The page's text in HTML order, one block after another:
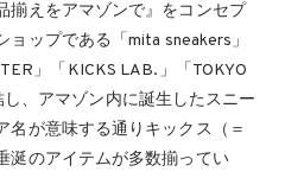
揃えをアマゾンで』をコンセプ
ョップである「mita sneakers」
」「KICKS LAB.」「TOKYO
、アマゾン内に誕生したスニー
名が意味する通りキックス（＝
涎のアイテムが多数揃ってい